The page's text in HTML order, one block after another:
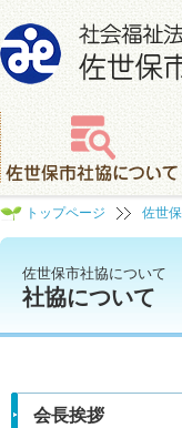
社会福祉法人 佐世保市社会福
佐世保市社協について
トップページ
佐世
佐世保市社協について
社協について
会長挨拶